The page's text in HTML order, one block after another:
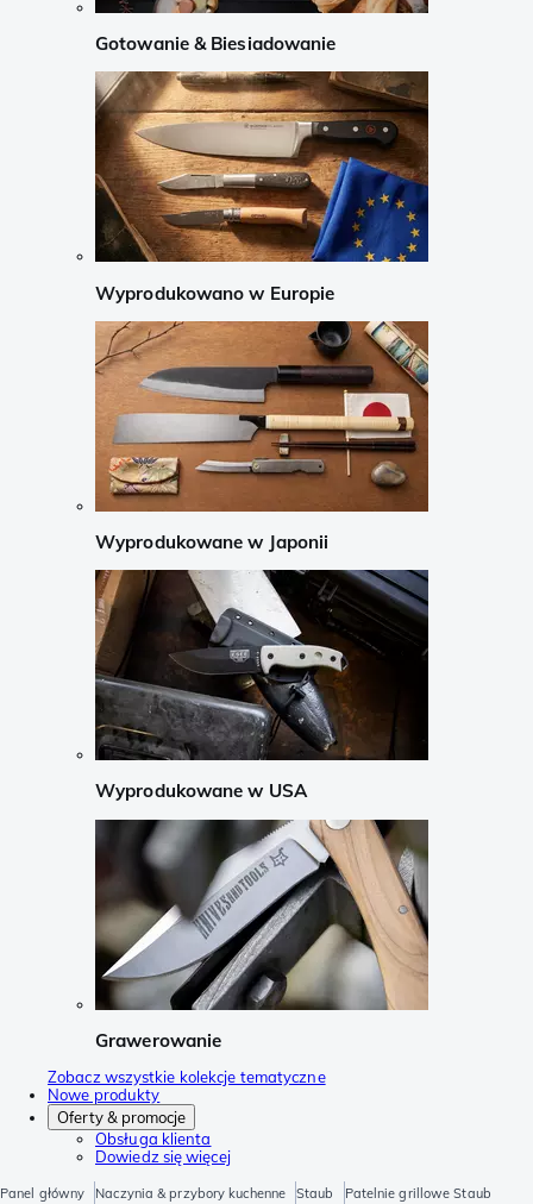
Gotowanie & Biesiadowanie
Wyprodukowano w Europie
Wyprodukowane w Japonii
Wyprodukowane w USA
Grawerowanie
Zobacz wszystkie kolekcje tematyczne
Nowe produkty
Oferty & promocje
Obsługa klienta
Dowiedz się więcej
Panel główny Naczynia & przybory kuchenne Staub Patelnie grillowe Staub